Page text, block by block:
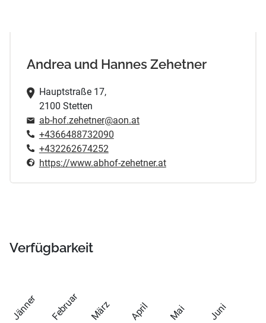
Andrea und Hannes Zehetner
Hauptstraße 17,
2100 Stetten
ab-hof.zehetner@aon.at
+4366488732090
+432262674252
https://www.abhof-zehetner.at
Verfügbarkeit
Jänner Februar März April Mai Juni